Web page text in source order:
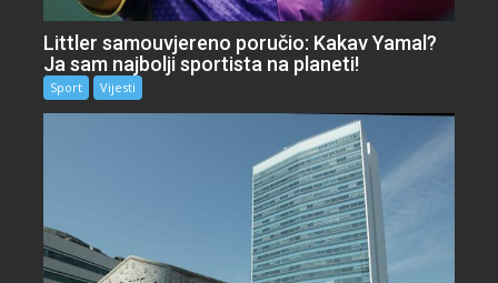
Littler samouvjereno poručio: Kakav Yamal?
Ja sam najbolji sportista na planeti!
Sport Vijesti